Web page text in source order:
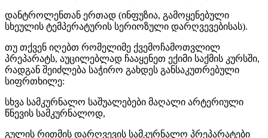
დანტროლენთან ერთად (ინფუზია, გამოყენებული
სხეულის ტემპერატურის სერიოზული დარღვევებისას).
თუ თქვენ იღებთ რომელიმე ქვემოჩამოთვლილ
პრეპარატს, აუცილებლად ჩააყენეთ ექიმი საქმის კურსში,
რადგან შეიძლება საჭირო გახდეს განსაკუთრებული
სიფრთხილე:
სხვა სამკურნალო საშუალებები მაღალი არტერიული
წნევის სამკურნალოდ,
გულის რითმის დარღვევის სამკურნალო პრეპარატები